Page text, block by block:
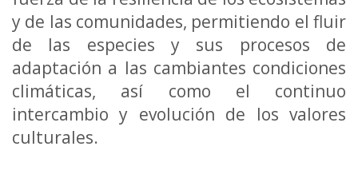
y de las comunidades, permitiendo el fluir
de las especies y sus procesos de
adaptación a las cambiantes condiciones
climáticas, así como el continuo
intercambio y evolución de los valores
culturales.